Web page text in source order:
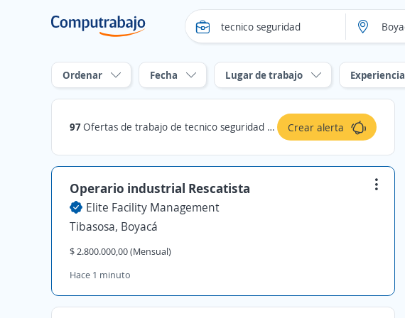
Ordenar Fecha Lugar de trabajo Experiencia
97Ofertas de trabajo de tecnico seguridad en Boyacá Crear alerta
Operario industrial Rescatista
Elite Facility Management
Tibasosa, Boyacá
$ 2.800.000,00 (Mensual)
Hace 1 minuto